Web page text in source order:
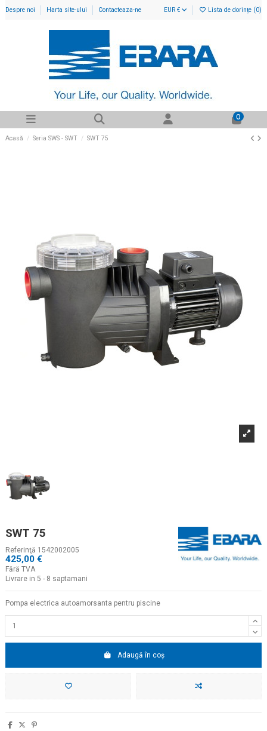
Despre noi Harta site-ului Contacteaza-ne EUR € Lista de dorințe (0)
0
Acasă Seria SWS - SWT SWT 75
SWT 75
Referinţă 1542002005
425,00 €
Fără TVA
Livrare in 5 - 8 saptamani
Pompa electrica autoamorsanta pentru piscine
Adaugă în coș